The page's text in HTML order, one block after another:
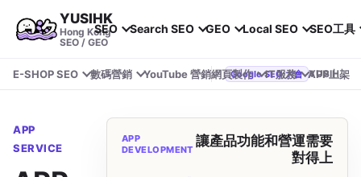
YUSIHK
Hong Kong
SEO / GEO
SEO Search SEO GEO Local SEO SEO工具
E-SHOP SEO 數碼營銷 YouTube 營銷網頁製作 IT服務 APP上架
Google SEO 大會 YUSIHK 近期參加 Google Search Central Live
APP
SERVICE
APP
DEVELOPMENT
讓產品功能和營運需要
對得上
測試